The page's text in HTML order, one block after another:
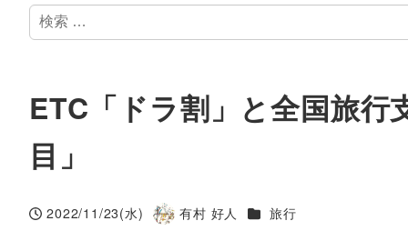
検
索
ETC「ドラ割」と全国旅
目」
投稿日
2022/11/23(水)
著
有村 好人 カテゴリー
旅行